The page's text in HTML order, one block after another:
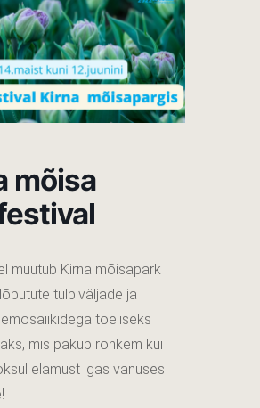
mõisa
muutub Kirna mõisapark
tulbiväljade ja
tõeliseks
mis pakub rohkem kui
elamust igas vanuses